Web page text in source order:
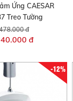
Ứng CAESAR
Treo Tường
đ
đ
-12%